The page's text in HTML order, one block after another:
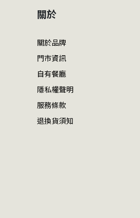
關於
關於品牌
門市資訊
自有餐廳
隱私權聲明
服務條款
退換貨須知